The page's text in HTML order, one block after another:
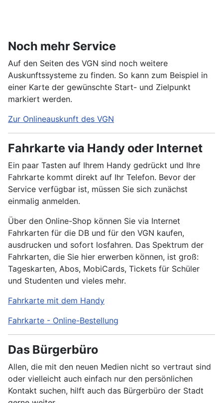
Noch mehr Service
Auf den Seiten des VGN sind noch weitere
Auskunftssysteme zu finden. So kann zum Beispiel in
einer Karte der gewünschte Start- und Zielpunkt
markiert werden.
Zur Onlineauskunft des VGN
Fahrkarte via Handy oder Internet
Ein paar Tasten auf Ihrem Handy gedrückt und Ihre
Fahrkarte kommt direkt auf Ihr Telefon. Bevor der
Service verfügbar ist, müssen Sie sich zunächst
einmalig anmelden.
Über den Online-Shop können Sie via Internet
Fahrkarten für die DB und für den VGN kaufen,
ausdrucken und sofort losfahren. Das Spektrum der
Fahrkarten, die Sie hier erwerben können, ist groß:
Tageskarten, Abos, MobiCards, Tickets für Schüler
und Studenten und vieles mehr.
Fahrkarte mit dem Handy
Fahrkarte - Online-Bestellung
Das Bürgerbüro
Allen, die mit den neuen Medien nicht so vertraut sind
oder vielleicht auch einfach nur den persönlichen
Kontakt suchen, hilft auch das Bürgerbüro der Stadt